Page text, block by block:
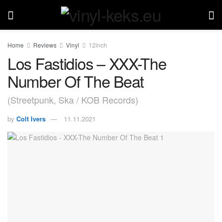
Home Reviews Vinyl 12inch
Los Fastidios – XXX-The
Number Of The Beat
(Streetpunk, Ska / KOB Records)
by Colt Ivers 11.11.2021